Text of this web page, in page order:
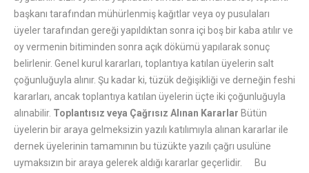
başkanı tarafından mühürlenmiş kağıtlar veya oy pusulaları
üyeler tarafından gereği yapıldıktan sonra içi boş bir kaba atılır ve
oy vermenin bitiminden sonra açık dökümü yapılarak sonuç
belirlenir. Genel kurul kararları, toplantıya katılan üyelerin salt
çoğunluğuyla alınır. Şu kadar ki, tüzük değişikliği ve derneğin feshi
kararları, ancak toplantıya katılan üyelerin üçte iki çoğunluğuyla
alınabilir. Toplantısız veya Çağrısız Alınan Kararlar Bütün
üyelerin bir araya gelmeksizin yazılı katılımıyla alınan kararlar ile
dernek üyelerinin tamamının bu tüzükte yazılı çağrı usulüne
uymaksızın bir araya gelerek aldığı kararlar geçerlidir. Bu